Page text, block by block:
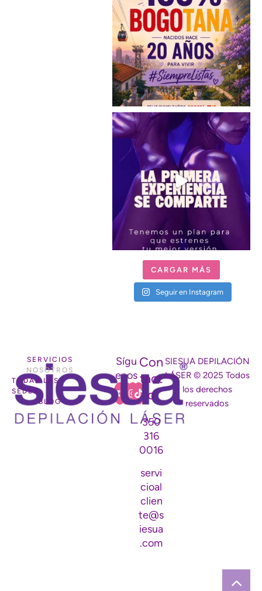
CARGAR MÁS
Seguir en Instagram
Con
tact
o
350
316
0016